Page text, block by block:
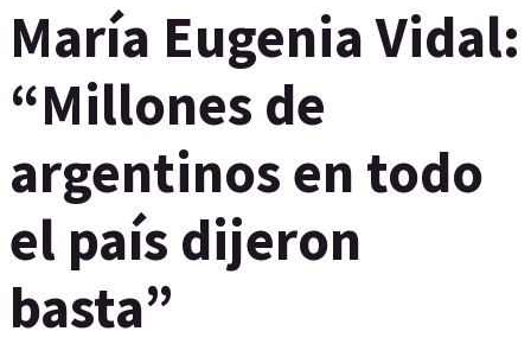
María Eugenia Vidal:
“Millones de
argentinos en todo
el país dijeron
basta”